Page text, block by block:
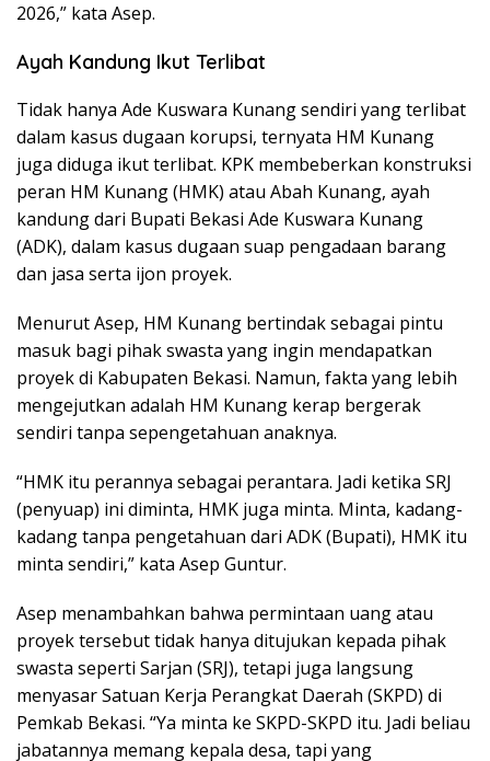
2026,” kata Asep.
Ayah Kandung Ikut Terlibat
Tidak hanya Ade Kuswara Kunang sendiri yang terlibat
dalam kasus dugaan korupsi, ternyata HM Kunang
juga diduga ikut terlibat. KPK membeberkan konstruksi
peran HM Kunang (HMK) atau Abah Kunang, ayah
kandung dari Bupati Bekasi Ade Kuswara Kunang
(ADK), dalam kasus dugaan suap pengadaan barang
dan jasa serta ijon proyek.
Menurut Asep, HM Kunang bertindak sebagai pintu
masuk bagi pihak swasta yang ingin mendapatkan
proyek di Kabupaten Bekasi. Namun, fakta yang lebih
mengejutkan adalah HM Kunang kerap bergerak
sendiri tanpa sepengetahuan anaknya.
“HMK itu perannya sebagai perantara. Jadi ketika SRJ
(penyuap) ini diminta, HMK juga minta. Minta, kadang-
kadang tanpa pengetahuan dari ADK (Bupati), HMK itu
minta sendiri,” kata Asep Guntur.
Asep menambahkan bahwa permintaan uang atau
proyek tersebut tidak hanya ditujukan kepada pihak
swasta seperti Sarjan (SRJ), tetapi juga langsung
menyasar Satuan Kerja Perangkat Daerah (SKPD) di
Pemkab Bekasi. “Ya minta ke SKPD-SKPD itu. Jadi beliau
jabatannya memang kepala desa, tapi yang